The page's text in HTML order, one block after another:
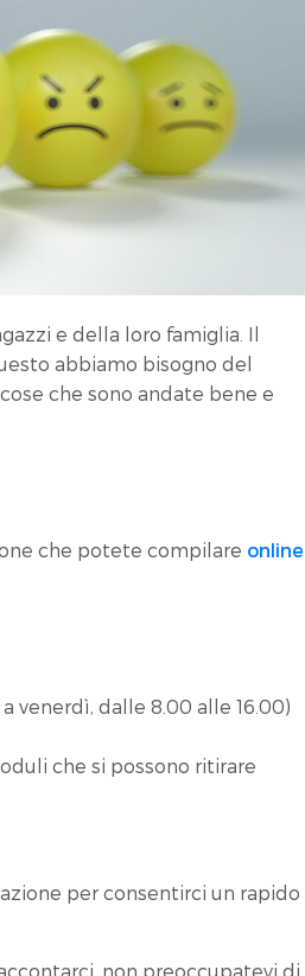
e della loro famiglia. Il
abbiamo bisogno del
che sono andate bene e
che potete compilare online
venerdì, dalle 8.00 alle 16.00)
che si possono ritirare
per consentirci un rapido
non preoccupatevi di